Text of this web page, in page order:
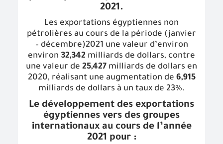
2021.
Les exportations égyptiennes non
pétrolières au cours de la période (janvier
– décembre)2021 une valeur d’environ
environ 32,342 milliards de dollars, contre
une valeur de 25,427 milliards de dollars en
2020, réalisant une augmentation de 6,915
milliards de dollars à un taux de 23%.
Le développement des exportations
égyptiennes vers des groupes
internationaux au cours de l’année
2021 pour :